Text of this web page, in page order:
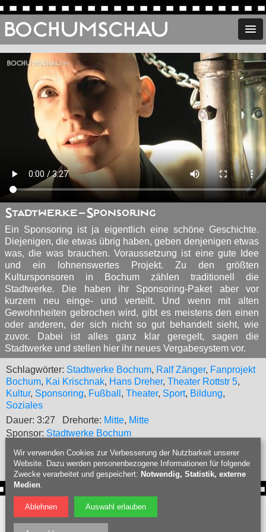
BOCHUMSCHAU
Stadtwerke-Sponsoring
Ein Sponsoring ist ja eigentlich eine schöne Geschichte.
Diejenigen, die etwas übrig haben, geben denjenigen etwas
was, die was brauchen. Voraussetzung ist eine gute Idee
und ein lohnenswertes Projekt. Zu den größten
Kultursponsoren in Bochum zählen traditionell die
Stadtwerke. Die haben ihr Sponsoring-Paket aber vor
kurzem neu einge- und verteilt. Und wenn mit alten
Gewohnheiten gebrochen wird, gibt es meistens den einen
oder anderen, der sich nicht so gut behandelt sieht, wie
zuvor. Dabei ist alles ganz klar geregelt, sagen die
Stadtwerke und stellen hier ihr neues Vergabesystem vor.
Schlagwörter: Stadtwerke Bochum, Ralf Zänger, Fanprojekt
Bochum, Kai Krischnak, Hans Dreher, Theater Rottstr 5,
Kultur, Sponsoring, Fußball , Theater, Sport, Bildung,
Soziales
Dauer: 3:27
Drehorte: Mitte, Mitte
Sponsor: Stadtwerke Bochum
Filmübersicht » Textversion
Webdesign Bochum
Filmproduktion Bochum | Fotograf Bochum |
Datenschutz
Wir verwenden Cookies zur Verbesserung der Nutzbarkeit unserer
Website. Dazu werden personenbezogene Informationen für folgende
Zwecke verarbeitet und gespeichert: Notwendig, Statistik, externe
Medien.
Ablehnen Auswahl erlauben